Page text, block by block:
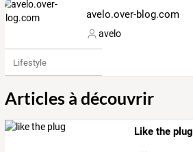
avelo.over-blog.com
avelo
Lifestyle
Articles à découvrir
Like the plug